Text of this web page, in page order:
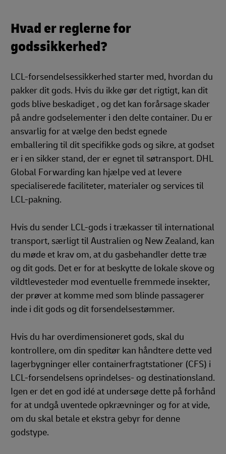
Hvad er reglerne for
godssikkerhed?
LCL-forsendelsessikkerhed starter med, hvordan du
pakker dit gods. Hvis du ikke gør det rigtigt, kan dit
gods blive beskadiget , og det kan forårsage skader
på andre godselementer i den delte container. Du er
ansvarlig for at vælge den bedst egnede
emballering til dit specifikke gods og sikre, at godset
er i en sikker stand, der er egnet til søtransport. DHL
Global Forwarding kan hjælpe ved at levere
specialiserede faciliteter, materialer og services til
LCL-pakning.
Hvis du sender LCL-gods i trækasser til international
transport, særligt til Australien og New Zealand, kan
du møde et krav om, at du gasbehandler dette træ
og dit gods. Det er for at beskytte de lokale skove og
vildtlevesteder mod eventuelle fremmede insekter,
der prøver at komme med som blinde passagerer
inde i dit gods og dit forsendelsestømmer.
Hvis du har overdimensioneret gods, skal du
kontrollere, om din speditør kan håndtere dette ved
lagerbygninger eller containerfragtstationer (CFS) i
LCL-forsendelsens oprindelses- og destinationsland.
Igen er det en god idé at undersøge dette på forhånd
for at undgå uventede opkrævninger og for at vide,
om du skal betale et ekstra gebyr for denne
godstype.